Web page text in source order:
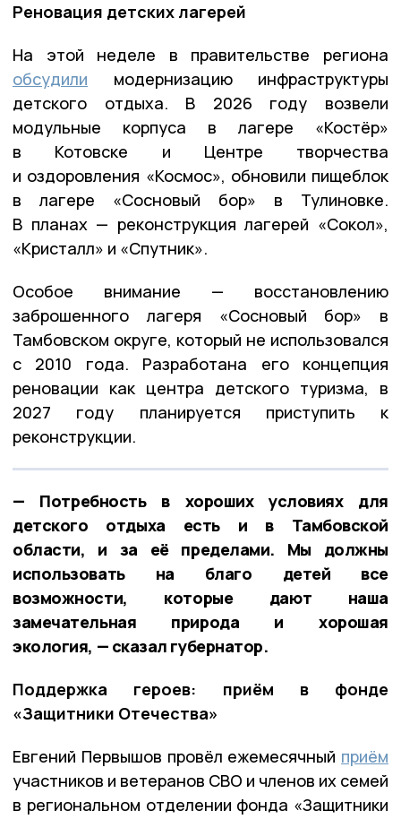
Реновация детских лагерей
На этой неделе в правительстве региона
обсудили модернизацию инфраструктуры
детского отдыха. В 2026 году возвели
модульные корпуса в лагере «Костёр»
в Котовске и Центре творчества
и оздоровления «Космос», обновили пищеблок
в лагере «Сосновый бор» в Тулиновке.
В планах — реконструкция лагерей «Сокол»,
«Кристалл» и «Спутник».
Особое внимание — восстановлению
заброшенного лагеря «Сосновый бор» в
Тамбовском округе, который не использовался
с 2010 года. Разработана его концепция
реновации как центра детского туризма, в
2027 году планируется приступить к
реконструкции.
— Потребность в хороших условиях для
детского отдыха есть и в Тамбовской
области, и за её пределами. Мы должны
использовать на благо детей все
возможности, которые дают наша
замечательная природа и хорошая
экология, — сказал губернатор.
Поддержка героев: приём в фонде
«Защитники Отечества»
Евгений Первышов провёл ежемесячный приём
участников и ветеранов СВО и членов их семей
в региональном отделении фонда «Защитники